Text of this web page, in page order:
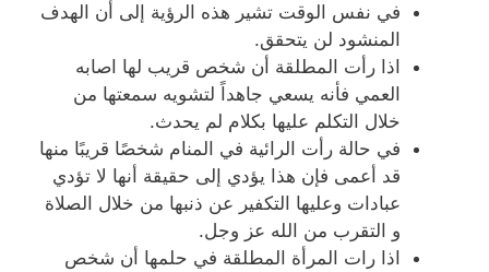
في نفس الوقت تشير هذه الرؤية إلى أن الهدف
المنشود لن يتحقق.
اذا رأت المطلقة أن شخص قريب لها اصابه
العمي فأنه يسعي جاهداً لتشويه سمعتها من
خلال التكلم عليها بكلام لم يحدث.
في حالة رأت الرائية في المنام شخصًا قريبًا منها
قد أعمى فإن هذا يؤدي إلى حقيقة أنها لا تؤدي
عبادات وعليها التكفير عن ذنبها من خلال الصلاة
و التقرب من الله عز وجل.
اذا رات المرأة المطلقة في حلمها أن شخص